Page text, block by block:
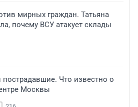
мирных граждан. Татьяна
почему ВСУ атакует склады
Что известно о
Москвы